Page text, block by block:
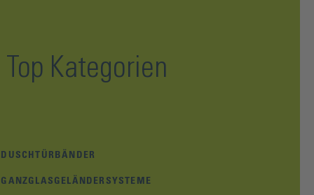
Top Kategorien
DUSCHTÜRBÄNDER
GANZGLASGELÄNDERSYSTEME